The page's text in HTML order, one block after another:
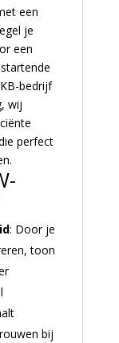
een
je
een
bedrijf
wij
perfect
: Door je
toon
bij